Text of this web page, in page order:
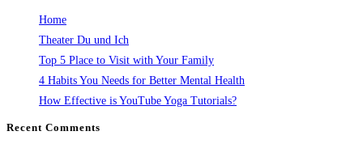
Home
Theater Du und Ich
Top 5 Place to Visit with Your Family
4 Habits You Needs for Better Mental Health
How Effective is YouTube Yoga Tutorials?
Recent Comments